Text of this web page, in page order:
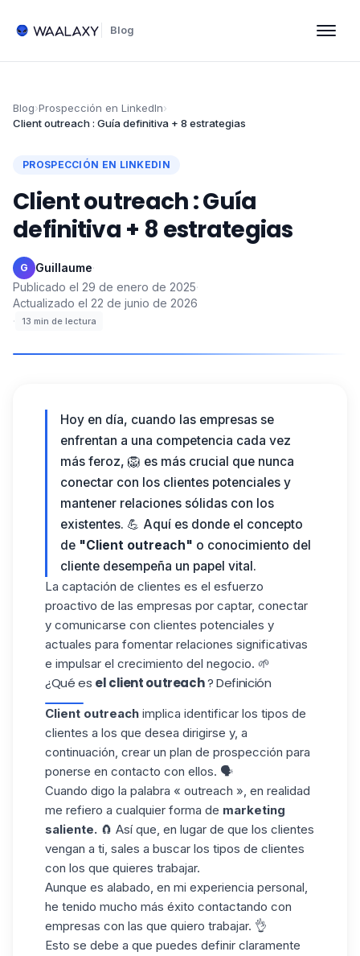
Blog
Blog›Prospección en LinkedIn›
Client outreach : Guía definitiva + 8 estrategias
PROSPECCIÓN EN LINKEDIN
Client outreach : Guía
definitiva + 8 estrategias
G Guillaume·
Publicado el 29 de enero de 2025·
Actualizado el 22 de junio de 2026
·
13 min de lectura
Hoy en día, cuando las empresas se
enfrentan a una competencia cada vez
más feroz, 🦁 es más crucial que nunca
conectar con los clientes potenciales y
mantener relaciones sólidas con los
existentes. 💪 Aquí es donde el concepto
de "Client outreach" o conocimiento del
cliente desempeña un papel vital.
La captación de clientes es el esfuerzo
proactivo de las empresas por captar, conectar
y comunicarse con clientes potenciales y
actuales para fomentar relaciones significativas
e impulsar el crecimiento del negocio. 🌱
¿Qué es el client outreach? Definición
Client outreach implica identificar los tipos de
clientes a los que desea dirigirse y, a
continuación, crear un plan de prospección para
ponerse en contacto con ellos. 🗣️
Cuando digo la palabra « outreach », en realidad
me refiero a cualquier forma de marketing
saliente. 🧲 Así que, en lugar de que los clientes
vengan a ti, sales a buscar los tipos de clientes
con los que quieres trabajar.
Aunque es alabado, en mi experiencia personal,
he tenido mucho más éxito contactando con
empresas con las que quiero trabajar. 👌
Esto se debe a que puedes definir claramente